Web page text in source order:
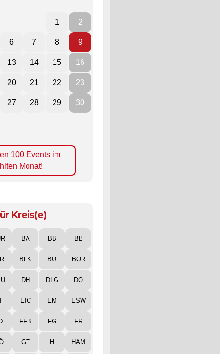
1 2
6 7 8 9
13 14 15 16
20 21 22 23
27 28 29 30
100 Events im
Monat!
Kreis(e)
BA BB BB
BLK BO BOR
DH DLG DO
EIC EM ESW
FFB FG FR
GT H HAM